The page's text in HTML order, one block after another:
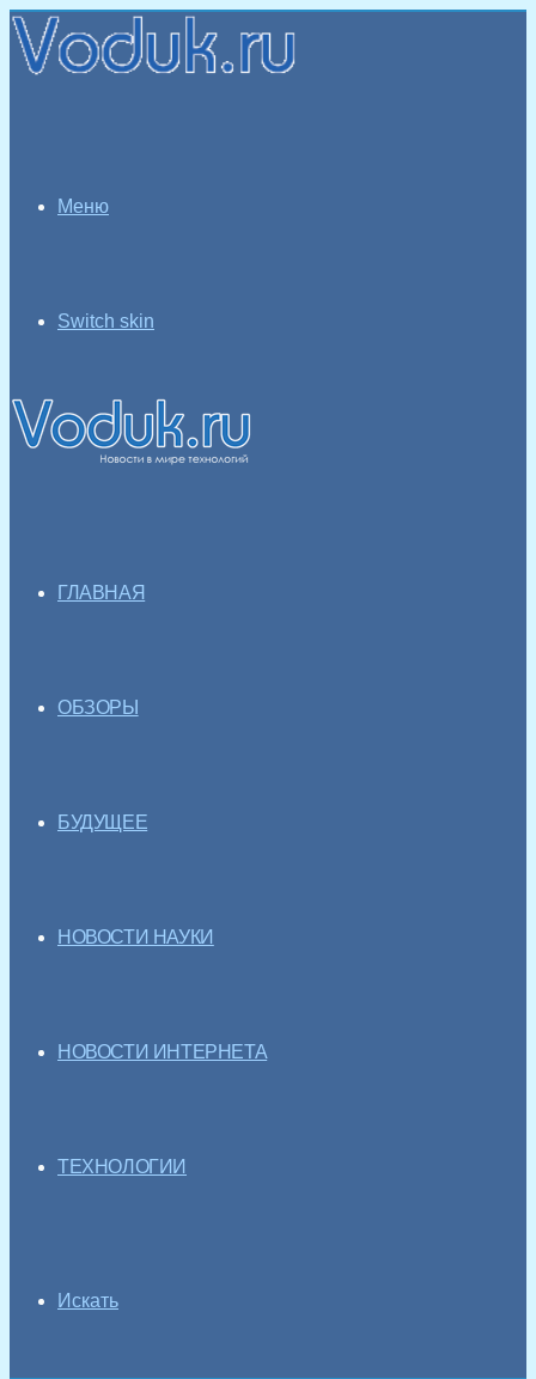
Меню
Switch skin
ГЛАВНАЯ
ОБЗОРЫ
БУДУЩЕЕ
НОВОСТИ НАУКИ
НОВОСТИ ИНТЕРНЕТА
ТЕХНОЛОГИИ
Искать